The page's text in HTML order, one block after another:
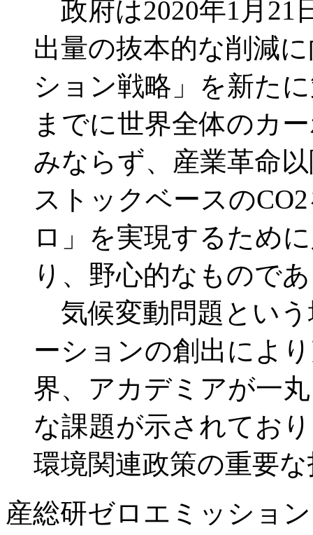
政府は2020年1月21
出量の抜本的な削減
ション戦略」を新た
までに世界全体のカ
みならず、産業革命
ストックベースの
ロ」を実現するため
り、野心的なもので
気候変動問題という
ーションの創出によ
界、アカデミアが一
な課題が示されてお
環境関連政策の重要
産総研ゼロエミッショ